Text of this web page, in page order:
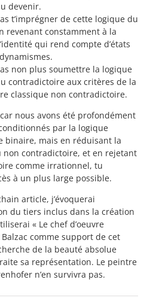
devenir.
t’imprégner de cette logique du
revenant constamment à la
qui rend compte d’états
non plus soumettre la logique
contradictoire aux critères de la
classique non contradictoire.
car nous avons été profondément
par la logique
binaire, mais en réduisant la
non contradictoire, et en rejetant
comme irrationnel, tu
à un plus large possible.
article, j’évoquerai
du tiers inclus dans la création
« Le chef d’oeuvre
comme support de cet
de la beauté absolue
sa représentation. Le peintre
n’en survivra pas.